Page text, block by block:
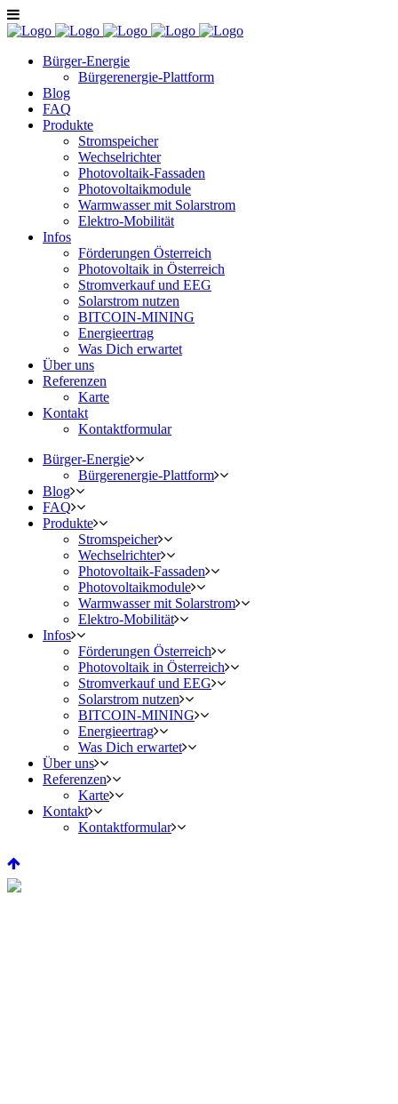
Bürger-Energie
Bürgerenergie-Plattform
Blog
FAQ
Produkte
Stromspeicher
Wechselrichter
Photovoltaik-Fassaden
Photovoltaikmodule
Warmwasser mit Solarstrom
Elektro-Mobilität
Infos
Förderungen Österreich
Photovoltaik in Österreich
Stromverkauf und EEG
Solarstrom nutzen
BITCOIN-MINING
Energieertrag
Was Dich erwartet
Über uns
Referenzen
Karte
Kontakt
Kontaktformular
Bürger-Energie
Bürgerenergie-Plattform
Blog
FAQ
Produkte
Stromspeicher
Wechselrichter
Photovoltaik-Fassaden
Photovoltaikmodule
Warmwasser mit Solarstrom
Elektro-Mobilität
Infos
Förderungen Österreich
Photovoltaik in Österreich
Stromverkauf und EEG
Solarstrom nutzen
BITCOIN-MINING
Energieertrag
Was Dich erwartet
Über uns
Referenzen
Karte
Kontakt
Kontaktformular